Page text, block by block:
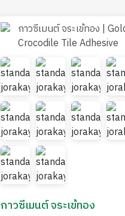
กาวซีเมนต์ จระเข้ทอง